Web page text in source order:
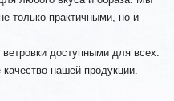
только практичными, но и
доступными для всех.
нашей продукции.